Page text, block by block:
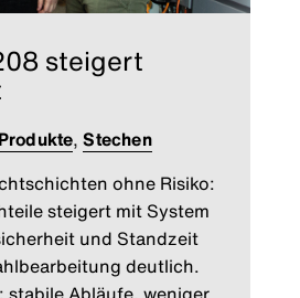
steigert
Produkte,Stechen
ohne Risiko:
steigert mit System
und Standzeit
deutlich.